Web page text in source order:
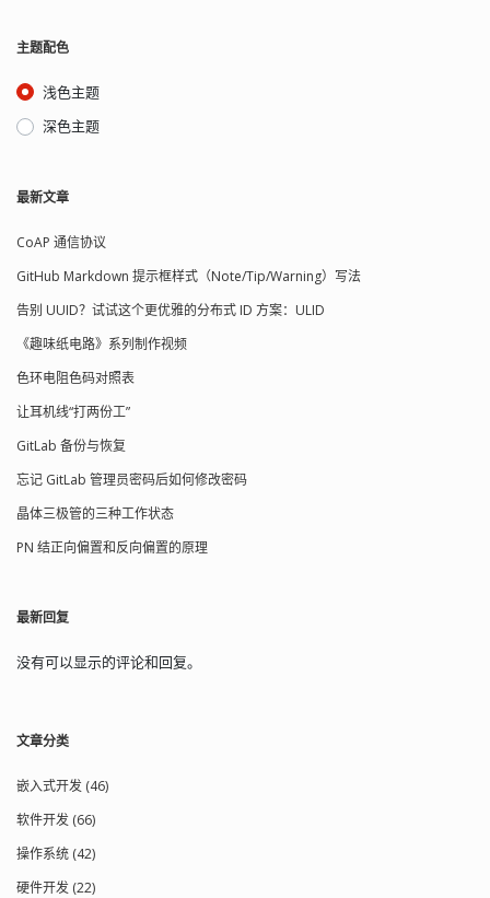
主题配色
浅色主题
深色主题
最新文章
CoAP 通信协议
GitHub Markdown 提示框样式（Note/Tip/Warning）写法
告别 UUID？试试这个更优雅的分布式 ID 方案：ULID
《趣味纸电路》系列制作视频
色环电阻色码对照表
让耳机线“打两份工”
GitLab 备份与恢复
忘记 GitLab 管理员密码后如何修改密码
晶体三极管的三种工作状态
PN 结正向偏置和反向偏置的原理
最新回复
没有可以显示的评论和回复。
文章分类
嵌入式开发 (46)
软件开发 (66)
操作系统 (42)
硬件开发 (22)